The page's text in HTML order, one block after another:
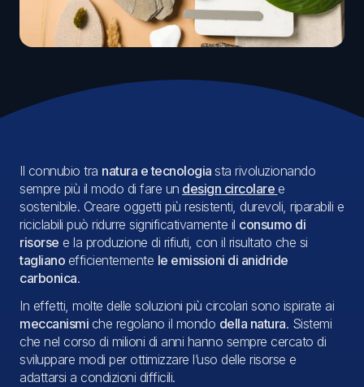
Il connubio tra natura e tecnologia sta rivoluzionando
sempre più il modo di fare un design circolare e
sostenibile. Creare oggetti più resistenti, durevoli, riparabili e
riciclabili può ridurre significativamente il consumo di
risorse e la produzione di rifiuti, con il risultato che si
tagliano efficientemente le emissioni di anidride
carbonica.
In effetti, molte delle soluzioni più circolari sono ispirate ai
meccanismi che regolano il mondo della natura. Sistemi
che nel corso di milioni di anni hanno sempre cercato di
sviluppare modi per ottimizzare l’uso delle risorse e
adattarsi a condizioni difficili.